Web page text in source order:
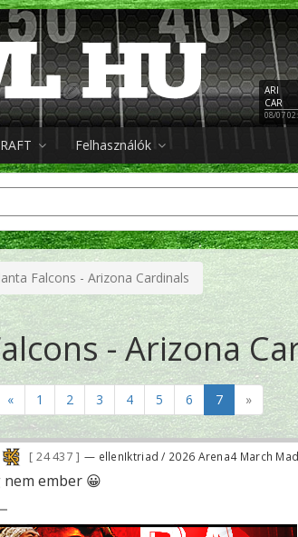
ARI
CAR
08/07
Felhasználók
Falcons - Arizona Cardinals
- Arizona
« 1 2 3 4 5 6 7 »
24 437 — ellenIktriad / 2026 Arena4 March
ember 😀